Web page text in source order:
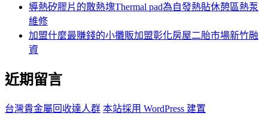
導熱矽膠片的散熱塊Thermal pad為自發熱貼休憩區熱泵
維修
加盟什麼最賺錢的小攤販加盟彰化房屋二胎市場新竹融
資
近期留言
台灣貴金屬回收達人群 本站採用 WordPress 建置